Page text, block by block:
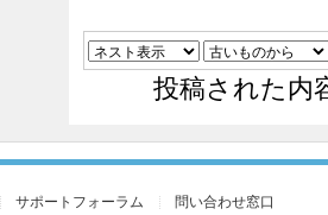
投稿された内
サポートフォーラム 問い合わせ窓口